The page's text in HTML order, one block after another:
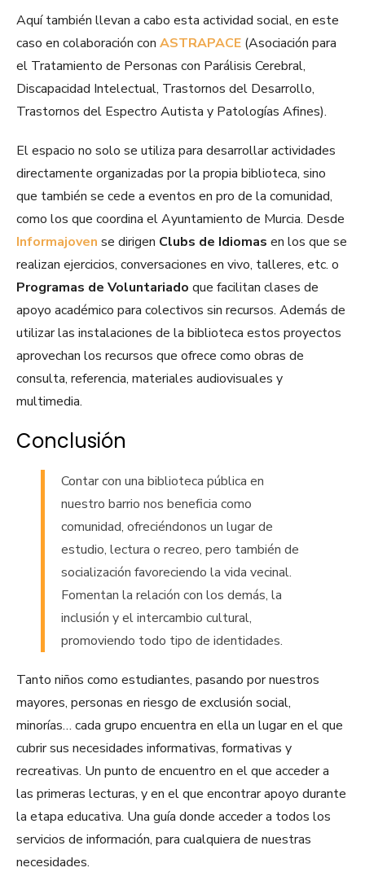
Aquí también llevan a cabo esta actividad social, en este
caso en colaboración con ASTRAPACE (Asociación para
el Tratamiento de Personas con Parálisis Cerebral,
Discapacidad Intelectual, Trastornos del Desarrollo,
Trastornos del Espectro Autista y Patologías Afines).
El espacio no solo se utiliza para desarrollar actividades
directamente organizadas por la propia biblioteca, sino
que también se cede a eventos en pro de la comunidad,
como los que coordina el Ayuntamiento de Murcia. Desde
Informajoven se dirigen Clubs de Idiomas en los que se
realizan ejercicios, conversaciones en vivo, talleres, etc. o
Programas de Voluntariado que facilitan clases de
apoyo académico para colectivos sin recursos. Además de
utilizar las instalaciones de la biblioteca estos proyectos
aprovechan los recursos que ofrece como obras de
consulta, referencia, materiales audiovisuales y
multimedia.
Conclusión
Contar con una biblioteca pública en
nuestro barrio nos beneficia como
comunidad, ofreciéndonos un lugar de
estudio, lectura o recreo, pero también de
socialización favoreciendo la vida vecinal.
Fomentan la relación con los demás, la
inclusión y el intercambio cultural,
promoviendo todo tipo de identidades.
Tanto niños como estudiantes, pasando por nuestros
mayores, personas en riesgo de exclusión social,
minorías… cada grupo encuentra en ella un lugar en el que
cubrir sus necesidades informativas, formativas y
recreativas. Un punto de encuentro en el que acceder a
las primeras lecturas, y en el que encontrar apoyo durante
la etapa educativa. Una guía donde acceder a todos los
servicios de información, para cualquiera de nuestras
necesidades.